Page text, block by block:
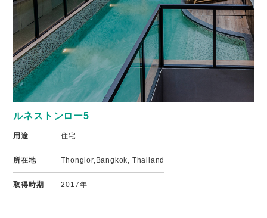
ルネストンロー5
用途 住宅
所在地 Thonglor,Bangkok, Thailand
取得時期 2017年